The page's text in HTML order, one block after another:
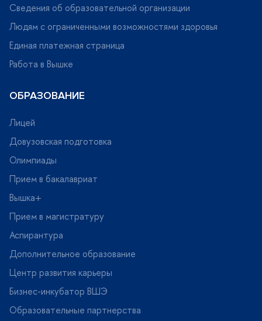
Сведения об образовательной организации
Людям с ограниченными возможностями здоровья
Единая платежная страница
Работа в Вышке
ОБРАЗОВАНИЕ
Лицей
Довузовская подготовка
Олимпиады
Прием в бакалавриат
ышка+
Прием в магистратуру
Аспирантура
Дополнительное образование
Центр развития карьеры
Бизнес-инкубатор ВШЭ
Образовательные партнерства